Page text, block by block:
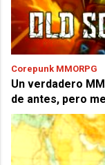
Corepunk MMORPG
Un verdadero
de antes, pero